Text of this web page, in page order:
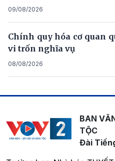
09/08/2026
Chính quy hóa cơ quan
vi trốn nghĩa vụ
08/08/2026
BAN
TỘC
Đài